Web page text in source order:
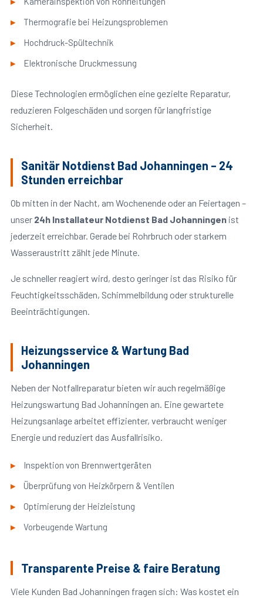
Thermografie bei Heizungsproblemen
Hochdruck-Spültechnik
Elektronische Druckmessung
Diese Technologien ermöglichen eine gezielte Reparatur,
reduzieren Folgeschäden und sorgen für langfristige
Sicherheit.
Sanitär Notdienst Bad Johanningen – 24
Stunden erreichbar
Ob mitten in der Nacht, am Wochenende oder an Feiertagen –
unser 24h Installateur Notdienst Bad Johanningenist
jederzeit erreichbar. Gerade bei Rohrbruch oder starkem
Wasseraustritt zählt jede Minute.
Je schneller reagiert wird, desto geringer ist das Risiko für
Feuchtigkeitsschäden, Schimmelbildung oder strukturelle
Beeinträchtigungen.
Heizungsservice & Wartung Bad
Johanningen
Neben der Notfallreparatur bieten wir auch regelmäßige
Heizungswartung Bad Johanningen an. Eine gewartete
Heizungsanlage arbeitet effizienter, verbraucht weniger
Energie und reduziert das Ausfallrisiko.
Inspektion von Brennwertgeräten
Überprüfung von Heizkörpern & Ventilen
Optimierung der Heizleistung
Vorbeugende Wartung
Transparente Preise & faire Beratung
Viele Kunden Bad Johanningen fragen sich: Was kostet ein